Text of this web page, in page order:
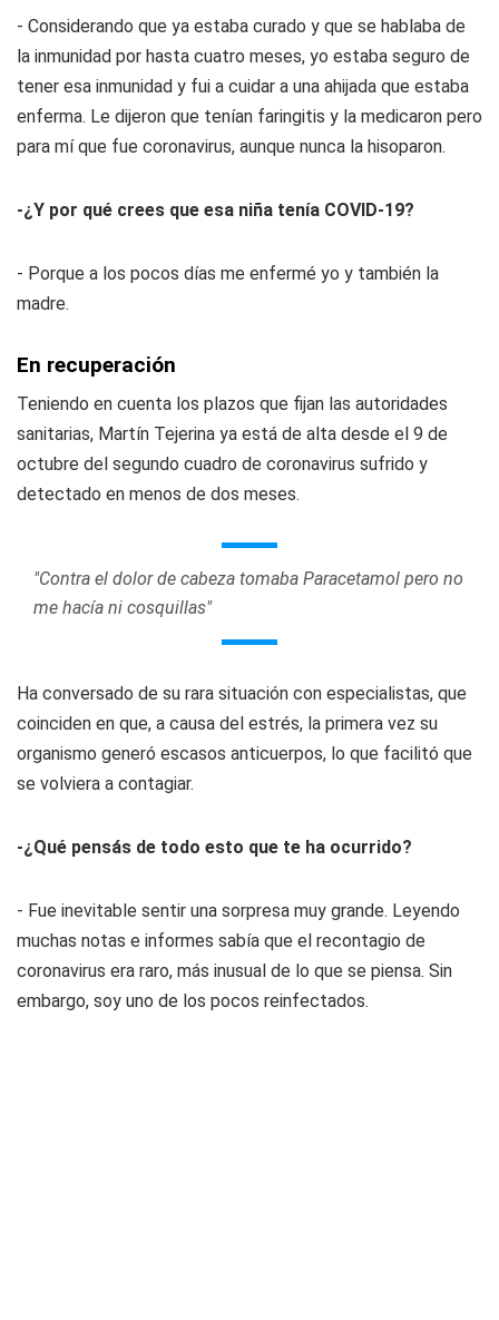
- Considerando que ya estaba curado y que se hablaba de
la inmunidad por hasta cuatro meses, yo estaba seguro de
tener esa inmunidad y fui a cuidar a una ahijada que estaba
enferma. Le dijeron que tenían faringitis y la medicaron pero
para mí que fue coronavirus, aunque nunca la hisoparon.
-¿Y por qué crees que esa niña tenía COVID-19?
- Porque a los pocos días me enfermé yo y también la
madre.
En recuperación
Teniendo en cuenta los plazos que fijan las autoridades
sanitarias, Martín Tejerina ya está de alta desde el 9 de
octubre del segundo cuadro de coronavirus sufrido y
detectado en menos de dos meses.
"Contra el dolor de cabeza tomaba Paracetamol pero no
me hacía ni cosquillas"
Ha conversado de su rara situación con especialistas, que
coinciden en que, a causa del estrés, la primera vez su
organismo generó escasos anticuerpos, lo que facilitó que
se volviera a contagiar.
-¿Qué pensás de todo esto que te ha ocurrido?
- Fue inevitable sentir una sorpresa muy grande. Leyendo
muchas notas e informes sabía que el recontagio de
coronavirus era raro, más inusual de lo que se piensa. Sin
embargo, soy uno de los pocos reinfectados.